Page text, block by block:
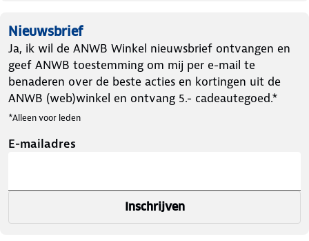
Nieuwsbrief
Ja, ik wil de ANWB Winkel nieuwsbrief ontvangen en
geef ANWB toestemming om mij per e-mail te
benaderen over de beste acties en kortingen uit de
ANWB (web)winkel en ontvang 5.- cadeautegoed.*
*Alleen voor leden
E-mailadres
Inschrijven